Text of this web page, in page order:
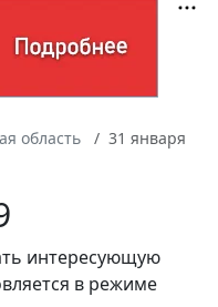
область
31 января
интересующую
в режиме